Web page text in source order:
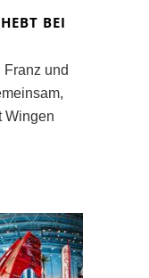
BEI
und
Wingen